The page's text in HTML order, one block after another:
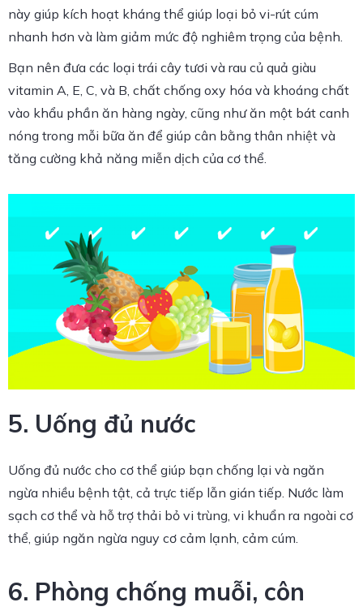
này giúp kích hoạt kháng thể giúp loại bỏ vi-rút cúm
nhanh hơn và làm giảm mức độ nghiêm trọng của bệnh.
Bạn nên đưa các loại trái cây tươi và rau củ quả giàu
vitamin A, E, C, và B, chất chống oxy hóa và khoáng chất
vào khẩu phần ăn hàng ngày, cũng như ăn một bát canh
nóng trong mỗi bữa ăn để giúp cân bằng thân nhiệt và
tăng cường khả năng miễn dịch của cơ thể.
5. Uống đủ nước
Uống đủ nước cho cơ thể giúp bạn chống lại và ngăn
ngừa nhiều bệnh tật, cả trực tiếp lẫn gián tiếp. Nước làm
sạch cơ thể và hỗ trợ thải bỏ vi trùng, vi khuẩn ra ngoài cơ
thể, giúp ngăn ngừa nguy cơ cảm lạnh, cảm cúm.
6. Phòng chống muỗi, côn